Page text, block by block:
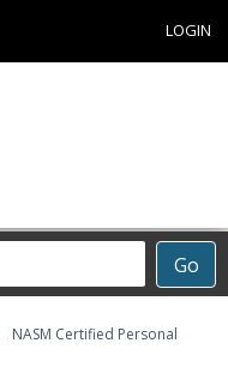
LOGIN
Go
NASM Certified Personal